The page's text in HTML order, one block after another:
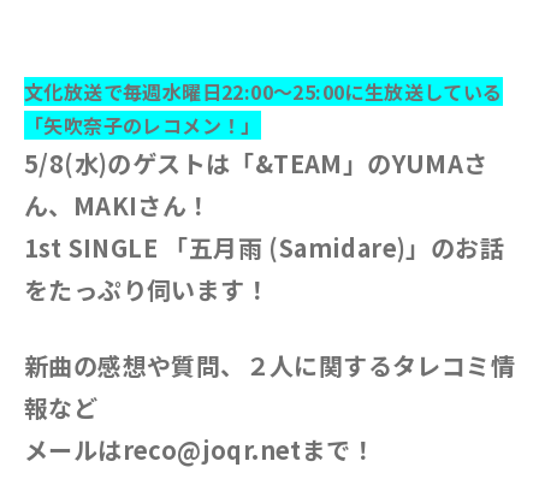
文化放送で毎週水曜日22:00～25:00に生放送している
「矢吹奈子のレコメン！」
5/8(水)のゲストは「&TEAM」のYUMAさ
ん、MAKIさん！
1st SINGLE 「五月雨 (Samidare)」のお話
をたっぷり伺います！
新曲の感想や質問、２人に関するタレコミ情
報など
メールはreco@joqr.netまで！